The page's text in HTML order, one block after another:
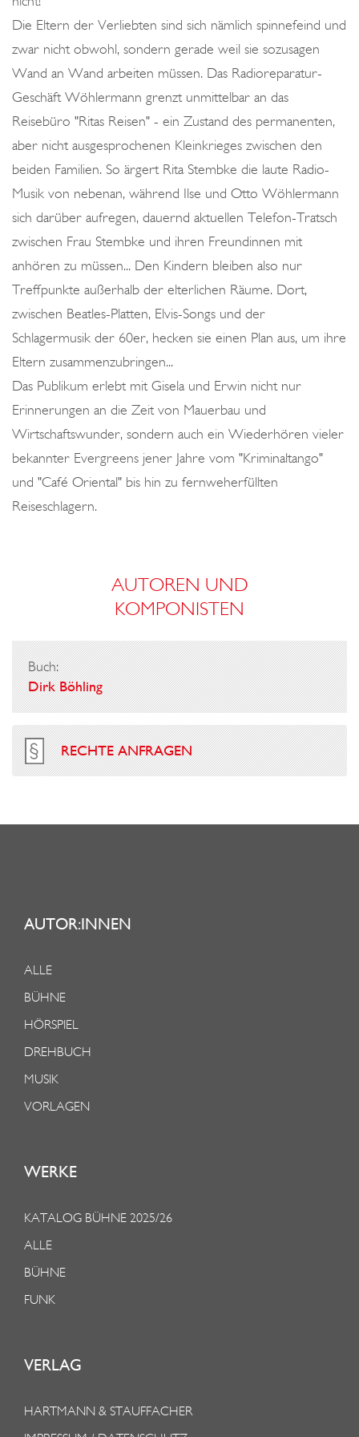
7
N
D
8
Die Eltern der Verliebten sind sich nämlich spinnefeind und
zwar nicht obwohl, sondern gerade weil sie sozusagen
Wand an Wand arbeiten müssen. Das Radioreparatur-
Geschäft Wöhlermann grenzt unmittelbar an das
Reisebüro "Ritas Reisen" - ein Zustand des permanenten,
aber nicht ausgesprochenen Kleinkrieges zwischen den
beiden Familien. So ärgert Rita Stembke die laute Radio-
Musik von nebenan, während Ilse und Otto Wöhlermann
sich darüber aufregen, dauernd aktuellen Telefon-Tratsch
zwischen Frau Stembke und ihren Freundinnen mit
anhören zu müssen... Den Kindern bleiben also nur
Treffpunkte außerhalb der elterlichen Räume. Dort,
zwischen Beatles-Platten, Elvis-Songs und der
Schlagermusik der 60er, hecken sie einen Plan aus, um ihre
Eltern zusammenzubringen...
Das Publikum erlebt mit Gisela und Erwin nicht nur
Erinnerungen an die Zeit von Mauerbau und
Wirtschaftswunder, sondern auch ein Wiederhören vieler
bekannter Evergreens jener Jahre vom "Kriminaltango"
und "Café Oriental" bis hin zu fernweherfüllten
Reiseschlagern.
AUTOREN UND
KOMPONISTEN
Buch:
Dirk Böhling
RECHTE ANFRAGEN
AUTOR:INNEN
ALLE
BÜHNE
HÖRSPIEL
DREHBUCH
MUSIK
VORLAGEN
WERKE
KATALOG BÜHNE 2025/26
ALLE
BÜHNE
FUNK
VERLAG
HARTMANN & STAUFFACHER